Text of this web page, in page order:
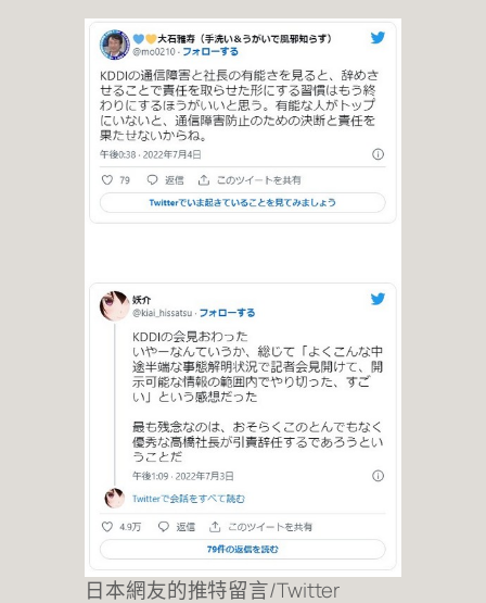
日本網友的推特留言/Twitter